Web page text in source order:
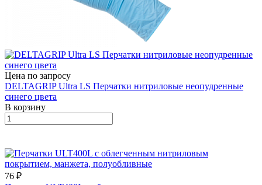
Цена по запросу
DELTAGRIP Ultra LS Перчатки нитриловые неопудренные
синего цвета
В корзину
76 ₽